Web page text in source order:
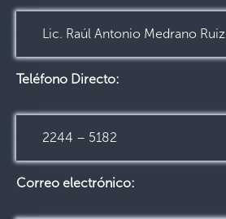
Lic. Raúl Antonio Medrano Ruiz
Teléfono Directo:
2244 – 5182
Correo electrónico: